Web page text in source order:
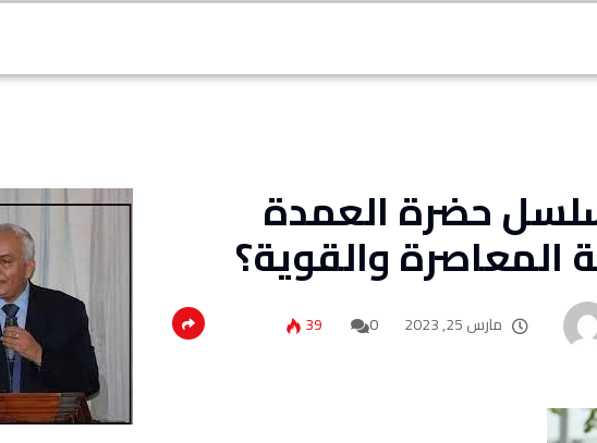
حضرة العمدة
المعاصرة والقوية؟
مارس 25, 2023 0
39